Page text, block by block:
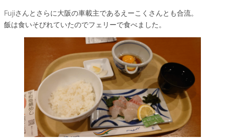
Fujiさんとさらに大阪の車載主であるえーこくさんとも合流。
飯は食いそびれていたのでフェリーで食べました。